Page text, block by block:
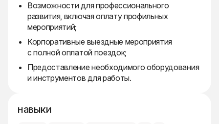
Возможности для профессионального
развития, включая оплату профильных
мероприятий;
Корпоративные выездные мероприятия
с полной оплатой поездок;
Предоставление необходимого оборудования
и инструментов для работы.
навыки